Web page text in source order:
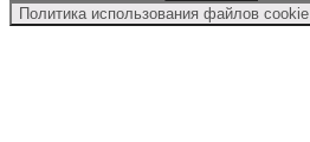
Политика использования файлов cookie